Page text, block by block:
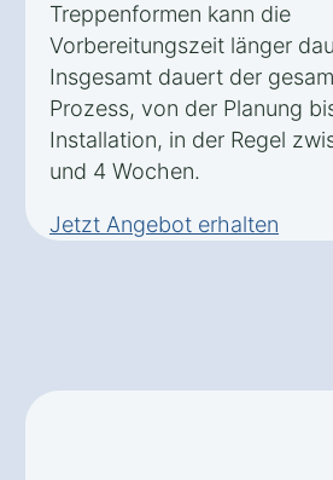
Treppenformen kann die
Vorbereitungszeit länger
Insgesamt dauert der
Prozess, von der Planung
Installation, in der Regel
und 4 Wochen.
Jetzt Angebot erhalten